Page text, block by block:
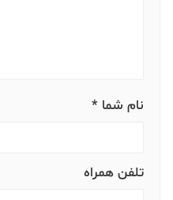
نام شما *
تلفن همراه